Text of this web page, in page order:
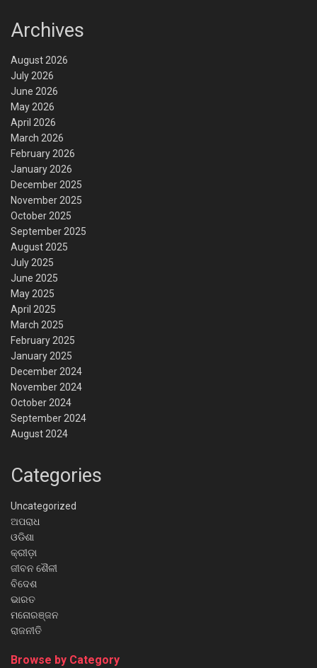
Archives
August 2026
July 2026
June 2026
May 2026
April 2026
March 2026
February 2026
January 2026
December 2025
November 2025
October 2025
September 2025
August 2025
July 2025
June 2025
May 2025
April 2025
March 2025
February 2025
January 2025
December 2024
November 2024
October 2024
September 2024
August 2024
Categories
Uncategorized
ଅପରାଧ
ଓଡିଶା
କ୍ରୀଡ଼ା
ଜୀବନ ଶୈଳୀ
ବିଦେଶ
ଭାରତ
ମନୋରଞ୍ଜନ
ରାଜନୀତି
Browse by Category